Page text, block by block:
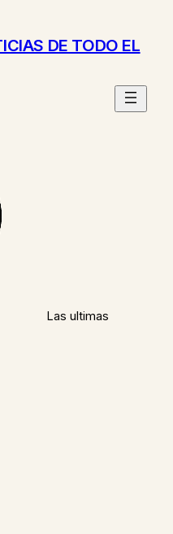
DE TODO EL
Las ultimas